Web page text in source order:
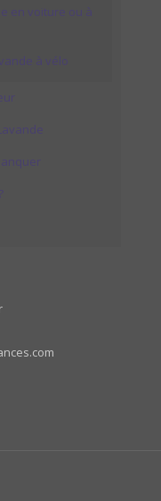
en voiture ou à
à vélo